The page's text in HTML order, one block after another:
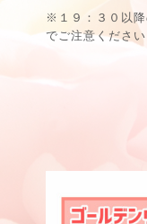
※１９：３０以
でご注意ください